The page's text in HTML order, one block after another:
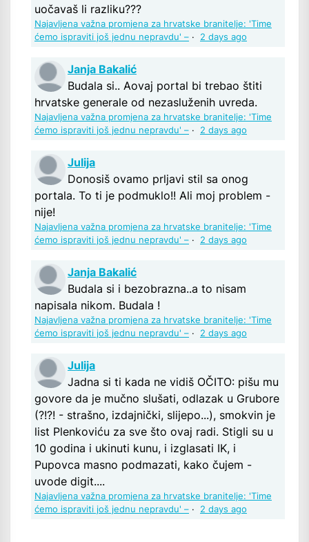
uočavaš li razliku???
Najavljena važna promjena za hrvatske branitelje: 'Time
ćemo ispraviti još jednu nepravdu' – · 2 days ago
Janja Bakalić
Budala si.. Aovaj portal bi trebao štiti
hrvatske generale od nezasluženih uvreda.
Najavljena važna promjena za hrvatske branitelje: 'Time
ćemo ispraviti još jednu nepravdu' – · 2 days ago
Julija
Donosiš ovamo prljavi stil sa onog
portala. To ti je podmuklo!! Ali moj problem -
nije!
Najavljena važna promjena za hrvatske branitelje: 'Time
ćemo ispraviti još jednu nepravdu' – · 2 days ago
Janja Bakalić
Budala si i bezobrazna..a to nisam
napisala nikom. Budala !
Najavljena važna promjena za hrvatske branitelje: 'Time
ćemo ispraviti još jednu nepravdu' – · 2 days ago
Julija
Jadna si ti kada ne vidiš OČITO: pišu mu
govore da je mučno slušati, odlazak u Grubore
(?!?! - strašno, izdajnički, slijepo...), smokvin je
list Plenkoviću za sve što ovaj radi. Stigli su u
10 godina i ukinuti kunu, i izglasati IK, i
Pupovca masno podmazati, kako čujem -
uvode digit....
Najavljena važna promjena za hrvatske branitelje: 'Time
ćemo ispraviti još jednu nepravdu' – · 2 days ago